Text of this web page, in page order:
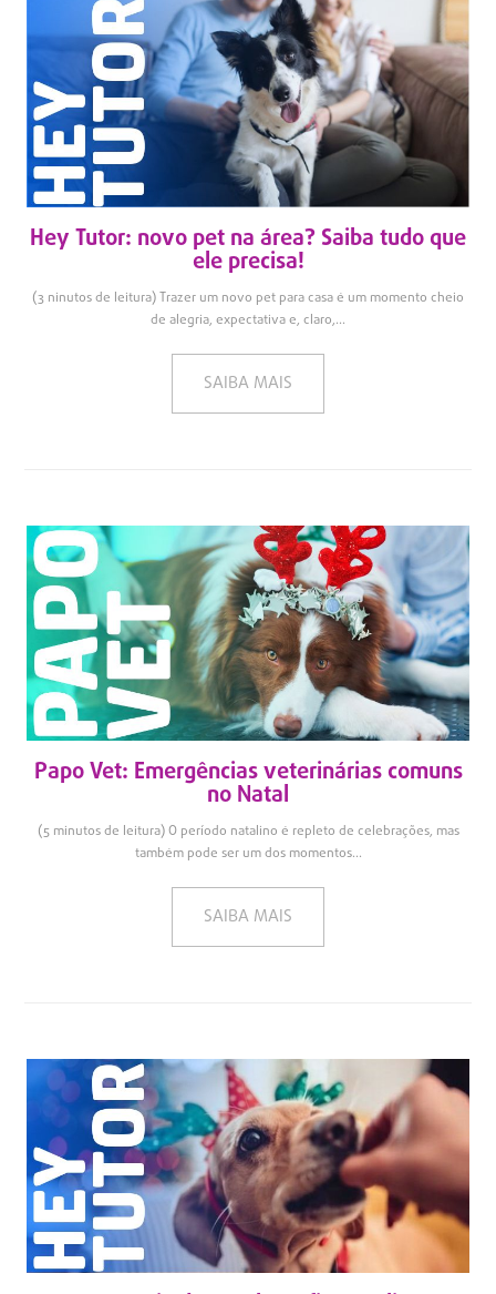
Hey Tutor: novo pet na área? Saiba tudo que
ele precisa!
(3 ninutos de leitura) Trazer um novo pet para casa é um momento cheio
de alegria, expectativa e, claro,...
SAIBA MAIS
Papo Vet: Emergências veterinárias comuns
no Natal
(5 minutos de leitura) O período natalino é repleto de celebrações, mas
também pode ser um dos momentos...
SAIBA MAIS